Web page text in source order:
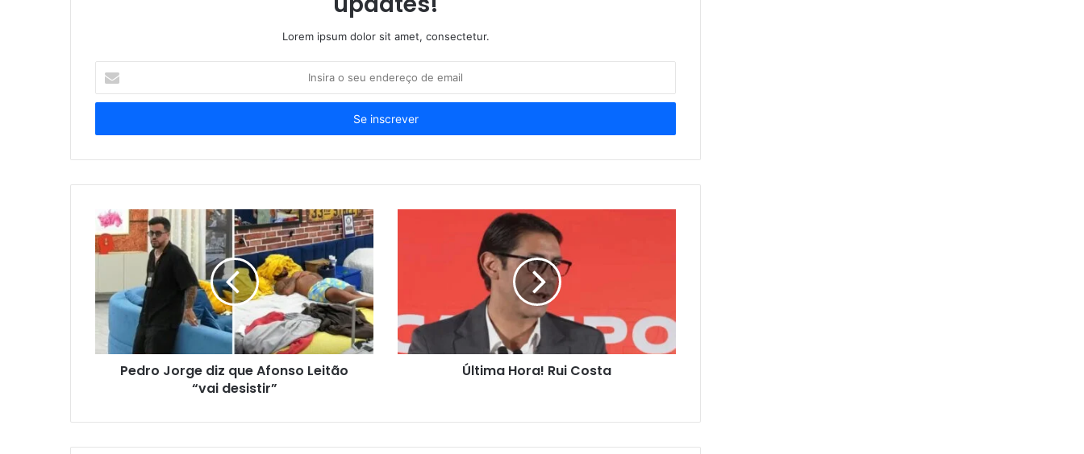
Lorem ipsum dolor sit amet, consectetur.
seu
de
Pedro Jorge diz que Afonso Leitão
“vai desistir”
Última Hora! Rui Costa